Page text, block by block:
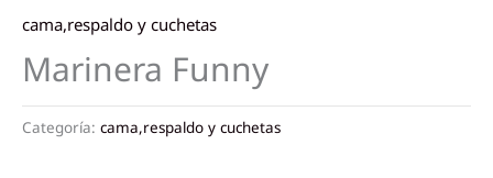
cama,respaldo y cuchetas
Marinera Funny
Categoría: cama,respaldo y cuchetas